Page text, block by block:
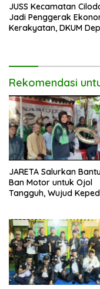
JUSS Kecamatan
Jadi Penggerak
Kerakyatan, DKUM
Rekomendasi
JARETA Salurkan
Ban Motor untuk Ojol
Tangguh, Wujud